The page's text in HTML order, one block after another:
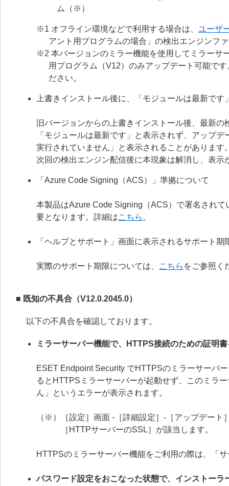
ム（※）
※1 オフライン環境などで利用する場合は、 ユーザ
アント用プログラムの場合」の検出エンジンフ
※2 本バージョンのミラー機能を使用してミラーサ
用プログラム（V12）のみアップデート可能で
ださい。
上書きインストール後に、「モジュールは最新です
旧バージョンからの上書きインストール後、最新
「モジュールは最新です」と表示されず、アップ
実行されていません」と表示されることがあります
次回の検出エンジン配信後に本現象は解消し、表示
「Azure Code Signing（ACS）」準拠について
本製品はAzure Code Signing（ACS）で署名され
要となります。詳細はこちら 。
「ヘルプとサポート」画面に表示されるサポート
実際のサポート期限については、 こちら をご参照く
■ 既知の不具合（V12.0.2045.0）
以下の不具合を確認しております。
ミラーサーバー機能で、HTTPS接続のための証明
ESET Endpoint Security でHTTPSのミラーサーバ
るとHTTPSミラーサーバーが起動せず、このミラ
ん」というエラーが表示されます。
（※）［設定］画面 -［詳細設定］-［アップデー
［HTTPサーバーのSSL］が該当します。
HTTPSのミラーサーバー機能をご利用の際は、「
パスワード設定をおこなった状態で、インストー